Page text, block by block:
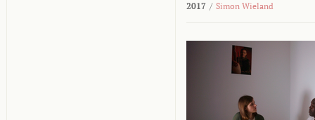
2017 / Simon Wieland